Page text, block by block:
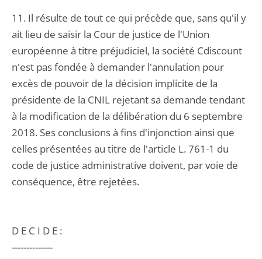
11. Il résulte de tout ce qui précède que, sans qu'il y
ait lieu de saisir la Cour de justice de l'Union
européenne à titre préjudiciel, la société Cdiscount
n'est pas fondée à demander l'annulation pour
excès de pouvoir de la décision implicite de la
présidente de la CNIL rejetant sa demande tendant
à la modification de la délibération du 6 septembre
2018. Ses conclusions à fins d'injonction ainsi que
celles présentées au titre de l'article L. 761-1 du
code de justice administrative doivent, par voie de
conséquence, être rejetées.
D E C I D E :
--------------